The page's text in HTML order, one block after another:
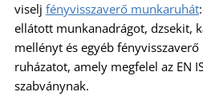
viselj fényvisszaverő munkaruhát
ellátott munkanadrágot, dzsekit,
mellényt és egyéb
ruházatot, amely megfelel az EN
szabványnak.